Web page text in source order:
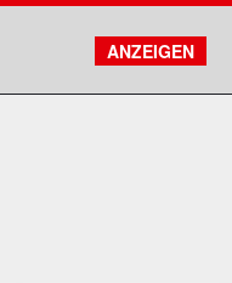
FILMSUCHE
KONTO
ANZEIGEN